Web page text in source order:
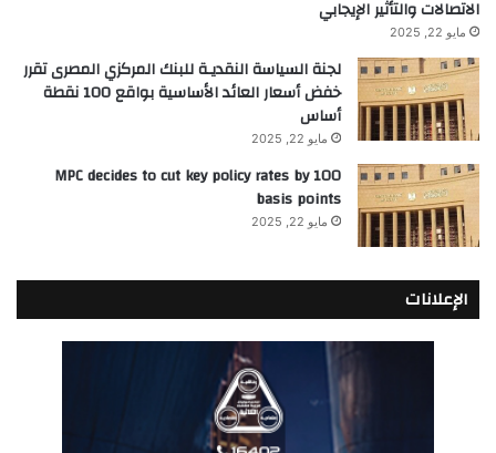
الاتصالات والتأثير الإيجابي
مايو 22, 2025
لجنة السياسة النقديـة للبنك المركزي المصرى تقرر
خفض أسعار العائد الأساسية بواقع 100 نقطة
أساس
مايو 22, 2025
MPC decides to cut key policy rates by 100
basis points
مايو 22, 2025
الإعلانات